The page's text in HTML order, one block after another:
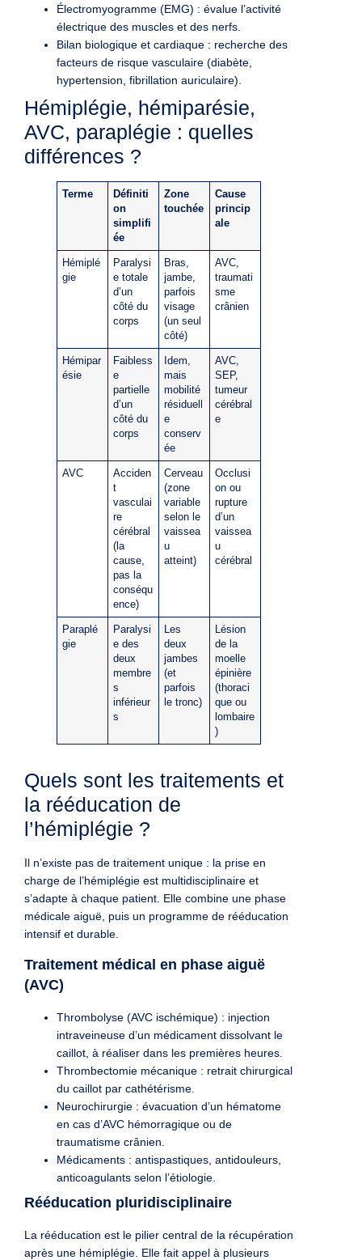
Électromyogramme (EMG) : évalue l’activité
électrique des muscles et des nerfs.
Bilan biologique et cardiaque : recherche des
facteurs de risque vasculaire (diabète,
hypertension, fibrillation auriculaire).
Hémiplégie, hémiparésie,
AVC, paraplégie : quelles
différences ?
Terme
Définiti
on
simplifi
ée
Zone
touchée
Cause
princip
ale
Hémiplé
gie
Paralysi
e totale
d’un
côté du
corps
Bras,
jambe,
parfois
visage
(un seul
côté)
AVC,
traumati
sme
crânien
Hémipar
ésie
Faibless
e
partielle
d’un
côté du
corps
Idem,
mais
mobilité
résiduell
e
conserv
ée
AVC,
SEP,
tumeur
cérébral
e
AVC
Acciden
t
vasculai
re
cérébral
(la
cause,
pas la
conséqu
ence)
Cerveau
(zone
variable
selon le
vaissea
u
atteint)
Occlusi
on ou
rupture
d’un
vaissea
u
cérébral
Paraplé
gie
Paralysi
e des
deux
membre
s
inférieur
s
Les
deux
jambes
(et
parfois
le tronc)
Lésion
de la
moelle
épinière
(thoraci
que ou
lombaire
)
Quels sont les traitements et
la rééducation de
l’hémiplégie ?
Il n’existe pas de traitement unique : la prise en
charge de l’hémiplégie est multidisciplinaire et
s’adapte à chaque patient. Elle combine une phase
médicale aiguë, puis un programme de rééducation
intensif et durable.
Traitement médical en phase aiguë
(AVC)
Thrombolyse (AVC ischémique) : injection
intraveineuse d’un médicament dissolvant le
caillot, à réaliser dans les premières heures.
Thrombectomie mécanique : retrait chirurgical
du caillot par cathétérisme.
Neurochirurgie : évacuation d’un hématome
en cas d’AVC hémorragique ou de
traumatisme crânien.
Médicaments : antispastiques, antidouleurs,
anticoagulants selon l’étiologie.
Rééducation pluridisciplinaire
La rééducation est le pilier central de la récupération
après une hémiplégie. Elle fait appel à plusieurs